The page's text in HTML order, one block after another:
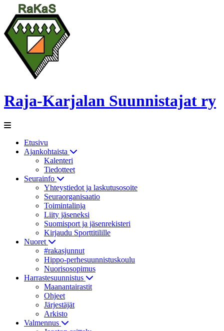
Raja-Karjalan Suunnistajat ry
Etusivu
Ajankohtaista
Kalenteri
Tiedotteet
Seurainfo
Yhteystiedot ja laskutusosoite
Seuraorganisaatio
Toimintalinja
Liity jäseneksi
Suomisport ja jäsenrekisteri
Kirjaudu Sporttitilille
Nuoret
#rakasjunnut
Hippo-perhesuunnistuskoulu
Nuorisosopimus
Harrastesuunnistus
Maanantairastit
Ohjeet
Järjestäjät
Arkisto
Valmennus